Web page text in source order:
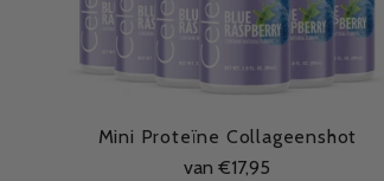
Mini Proteïne Collageenshot
van €17,95